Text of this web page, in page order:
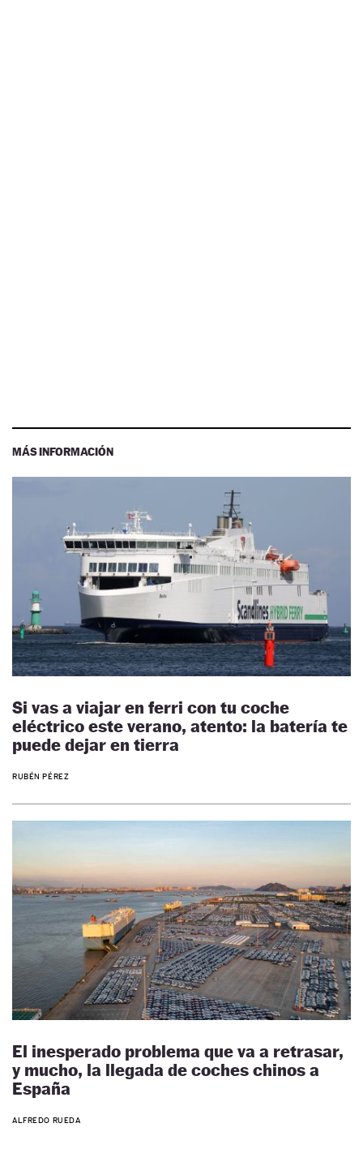
MÁS INFORMACIÓN
Si vas a viajar en ferri con tu coche
eléctrico este verano, atento: la batería te
puede dejar en tierra
RUBÉN PÉREZ
El inesperado problema que va a retrasar,
y mucho, la llegada de coches chinos a
España
ALFREDO RUEDA